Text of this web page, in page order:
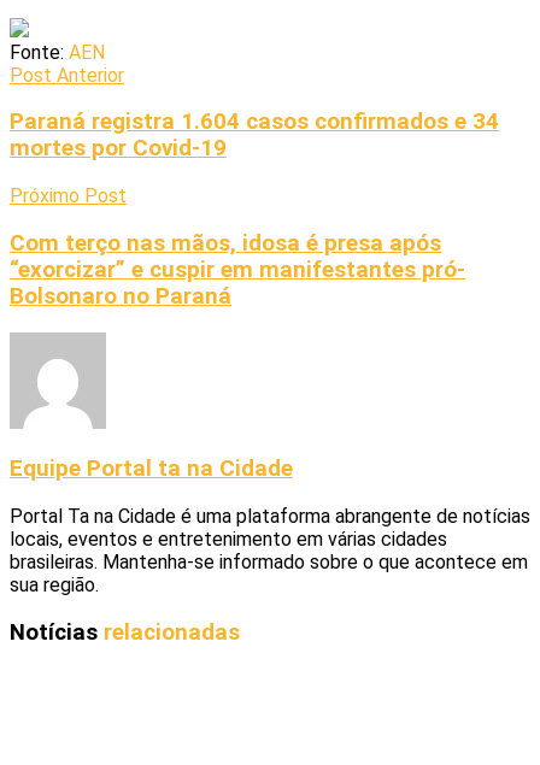
Fonte: AEN
Post Anterior
Paraná registra 1.604 casos confirmados e 34
mortes por Covid-19
Próximo Post
Com terço nas mãos, idosa é presa após
“exorcizar” e cuspir em manifestantes pró-
Bolsonaro no Paraná
Equipe Portal ta na Cidade
Portal Ta na Cidade é uma plataforma abrangente de notícias
locais, eventos e entretenimento em várias cidades
brasileiras. Mantenha-se informado sobre o que acontece em
sua região.
Notícias relacionadas